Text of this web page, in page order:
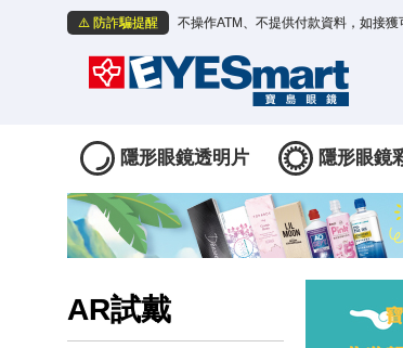
⚠️ 防詐騙提醒 不操作ATM、不提供付款資料，如接
隱形眼鏡透明片 隱形眼鏡
AR試戴